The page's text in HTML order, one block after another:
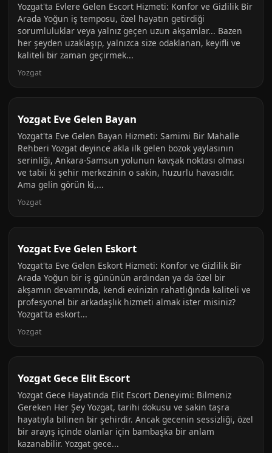
Yozgat'ta Evlere Gelen Escort Hizmeti: Konfor ve Gizlilik Bir
Arada Yoğun iş temposu, özel hayatın getirdiği
sorumluluklar veya yalnız geçen uzun akşamlar... Bazen
her şeyden uzaklaşıp, yalnızca size odaklanan, keyifli ve
kaliteli bir zaman geçirmek...
Yozgat
Yozgat Eve Gelen Bayan
Yozgat'ta Eve Gelen Bayan Hizmeti: Samimi Bir Mahalle
Rehberi Yozgat deyince akla ilk gelen bozok yaylasının
serinliği, Ankara-Samsun yolunun kavşak noktası olması
ve tabii ki şehir merkezinin o sakin, huzurlu havasıdır.
Ama gelin görün ki,...
Yozgat
Yozgat Eve Gelen Eskort
Yozgat'ta Eve Gelen Eskort Hizmeti: Konfor ve Gizlilik Bir
Arada Yoğun bir iş gününün ardından ya da özel bir
akşamın devamında, kendi evinizin rahatlığında kaliteli ve
profesyonel bir arkadaşlık hizmeti almak ister misiniz?
Yozgat'ta eskort...
Yozgat
Yozgat Gece Elit Escort
Yozgat Gece Hayatında Elit Escort Deneyimi: Bilmeniz
Gereken Her Şey Yozgat, tarihi dokusu ve sakin taşra
hayatıyla bilinen bir şehirdir. Ancak gecenin sessizliği, özel
bir arayış içinde olanlar için bambaşka bir anlam
kazanabilir. Yozgat gece...